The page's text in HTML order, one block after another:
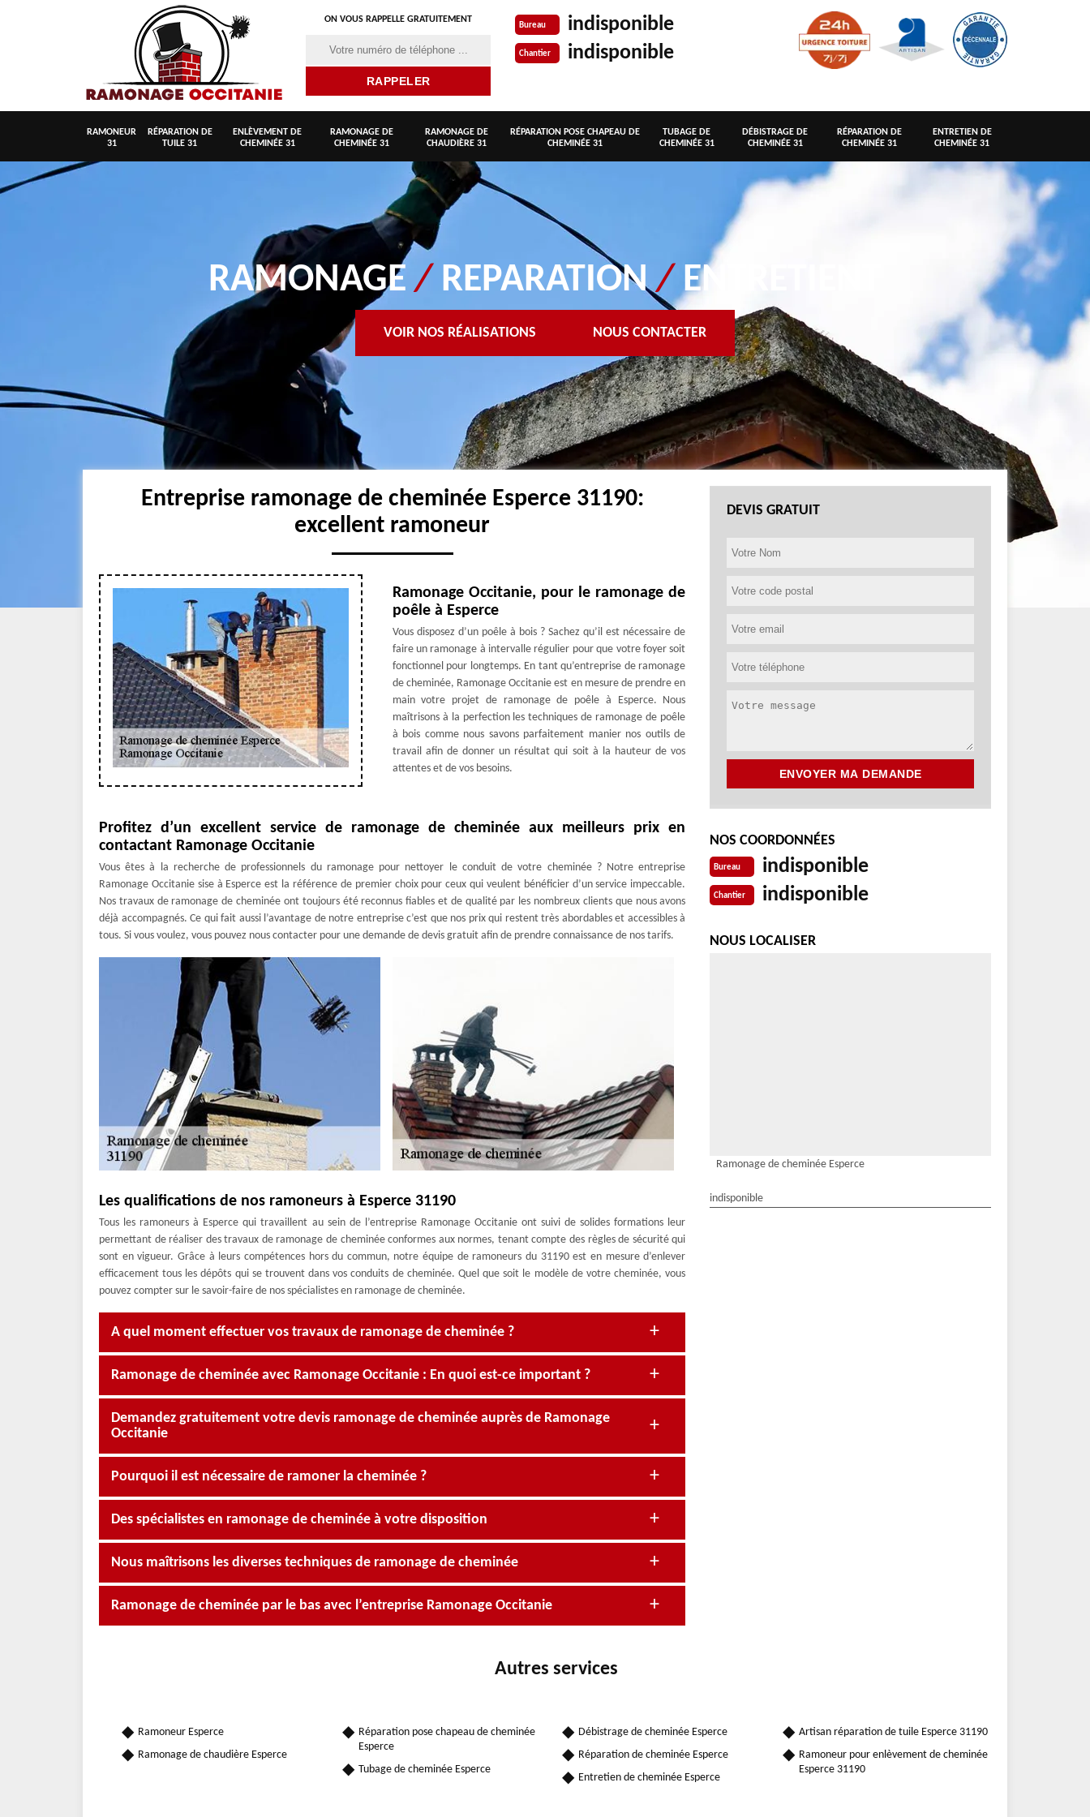
ON VOUS RAPPELLE GRATUITEMENT
Bureau indisponible
Chantier indisponible
RAMONEUR
31
RÉPARATION DE
TUILE 31
ENLÈVEMENT DE
CHEMINÉE 31
RAMONAGE DE
CHEMINÉE 31
RAMONAGE DE
CHAUDIÈRE 31
RÉPARATION POSE CHAPEAU DE
CHEMINÉE 31
TUBAGE DE
CHEMINÉE 31
DÉBISTRAGE DE
CHEMINÉE 31
RÉPARATION DE
CHEMINÉE 31
ENTRETIEN DE
CHEMINÉE 31
RAMONAGE/ REPARATION/ ENTRETIENT
VOIR NOS RÉALISATIONS NOUS CONTACTER
Entreprise ramonage de cheminée Esperce 31190:
excellent ramoneur
Ramonage Occitanie, pour le ramonage de
poêle à Esperce
Vous disposez d’un poêle à bois ? Sachez qu’il est nécessaire de
faire un ramonage à intervalle régulier pour que votre foyer soit
fonctionnel pour longtemps. En tant qu’entreprise de ramonage
de cheminée, Ramonage Occitanie est en mesure de prendre en
main votre projet de ramonage de poêle à Esperce. Nous
maîtrisons à la perfection les techniques de ramonage de poêle
à bois comme nous savons parfaitement manier nos outils de
travail afin de donner un résultat qui soit à la hauteur de vos
attentes et de vos besoins.
Profitez d’un excellent service de ramonage de cheminée aux meilleurs prix en
contactant Ramonage Occitanie
Vous êtes à la recherche de professionnels du ramonage pour nettoyer le conduit de votre cheminée ? Notre entreprise
Ramonage Occitanie sise à Esperce est la référence de premier choix pour ceux qui veulent bénéficier d’un service impeccable.
Nos travaux de ramonage de cheminée ont toujours été reconnus fiables et de qualité par les nombreux clients que nous avons
déjà accompagnés. Ce qui fait aussi l’avantage de notre entreprise c’est que nos prix qui restent très abordables et accessibles à
tous. Si vous voulez, vous pouvez nous contacter pour une demande de devis gratuit afin de prendre connaissance de nos tarifs.
Les qualifications de nos ramoneurs à Esperce 31190
Tous les ramoneurs à Esperce qui travaillent au sein de l’entreprise Ramonage Occitanie ont suivi de solides formations leur
permettant de réaliser des travaux de ramonage de cheminée conformes aux normes, tenant compte des règles de sécurité qui
sont en vigueur. Grâce à leurs compétences hors du commun, notre équipe de ramoneurs du 31190 est en mesure d’enlever
efficacement tous les dépôts qui se trouvent dans vos conduits de cheminée. Quel que soit le modèle de votre cheminée, vous
pouvez compter sur le savoir-faire de nos spécialistes en ramonage de cheminée.
A quel moment effectuer vos travaux de ramonage de cheminée ?
Ramonage de cheminée avec Ramonage Occitanie : En quoi est-ce important ?
Demandez gratuitement votre devis ramonage de cheminée auprès de Ramonage
Occitanie
Pourquoi il est nécessaire de ramoner la cheminée ?
Des spécialistes en ramonage de cheminée à votre disposition
Nous maîtrisons les diverses techniques de ramonage de cheminée
Ramonage de cheminée par le bas avec l’entreprise Ramonage Occitanie
DEVIS GRATUIT
NOS COORDONNÉES
Bureau indisponible
Chantier indisponible
NOUS LOCALISER
Ramonage de cheminée Esperce
indisponible
Autres services
Ramoneur Esperce
Ramonage de chaudière Esperce
Réparation pose chapeau de cheminée
Esperce
Tubage de cheminée Esperce
Débistrage de cheminée Esperce
Réparation de cheminée Esperce
Entretien de cheminée Esperce
Artisan réparation de tuile Esperce 31190
Ramoneur pour enlèvement de cheminée
Esperce 31190